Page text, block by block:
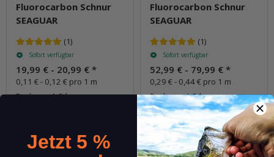
Fluorocarbon Schnur
SEAGUAR
(1)
Sofort verfügbar
19,99 € - 20,99 € *
0,11 € - 0,12 € pro 1 m
Packung: 1 Stk.
Fluorocarbon Schnur
SEAGUAR
(1)
Sofort verfügbar
52,99 € - 79,99 € *
0,29 € - 0,44 € pro 1 m
Packung: 1 Stk.
Varianten: 10
Jetzt 5 %